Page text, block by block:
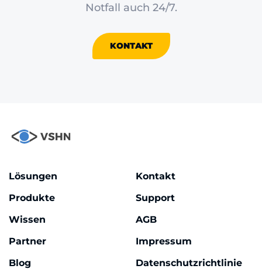
Notfall auch 24/7.
KONTAKT
Lösungen
Produkte
Wissen
Partner
Blog
Kontakt
Support
AGB
Impressum
Datenschutzrichtlinie